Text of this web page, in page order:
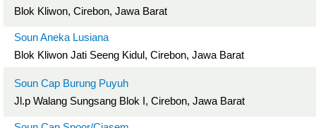
Blok Kliwon, Cirebon, Jawa Barat
Soun Aneka Lusiana
Blok Kliwon Jati Seeng Kidul, Cirebon, Jawa Barat
Soun Cap Burung Puyuh
Jl.p Walang Sungsang Blok I, Cirebon, Jawa Barat